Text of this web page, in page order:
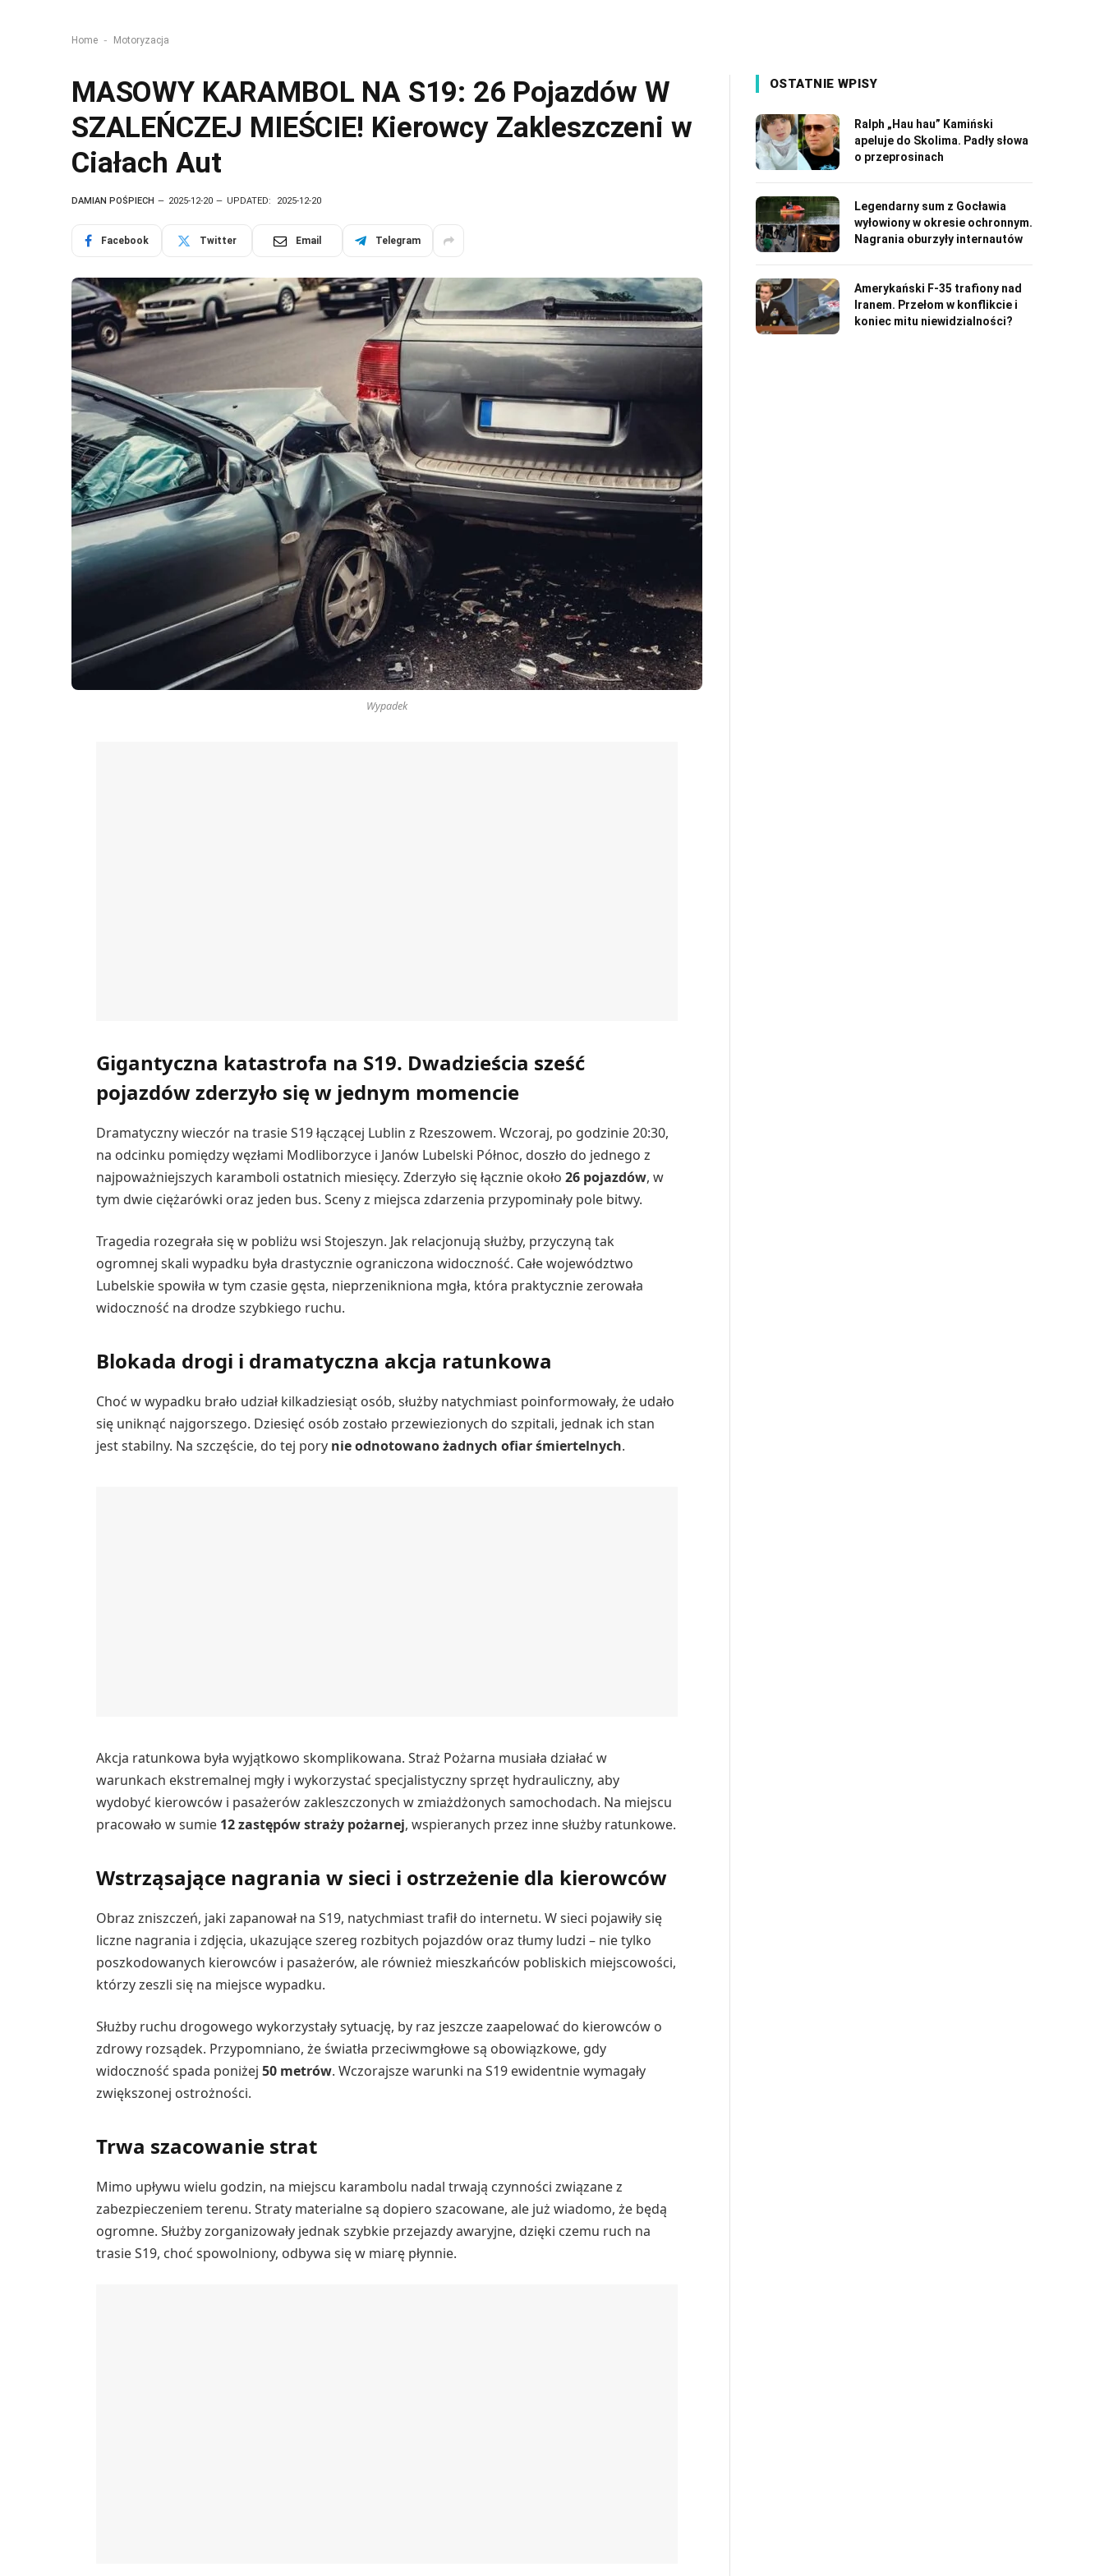
Home - Motoryzacja
MASOWY KARAMBOL NA S19: 26 Pojazdów W
SZALEŃCZEJ MIEŚCIE! Kierowcy Zakleszczeni w
Ciałach Aut
DAMIAN POŚPIECH 2025-12-20 UPDATED: 2025-12-20
Facebook Twitter Email Telegram
Wypadek
Gigantyczna katastrofa na S19. Dwadzieścia sześć
pojazdów zderzyło się w jednym momencie
Dramatyczny wieczór na trasie S19 łączącej Lublin z Rzeszowem. Wczoraj, po godzinie 20:30,
na odcinku pomiędzy węzłami Modliborzyce i Janów Lubelski Północ, doszło do jednego z
najpoważniejszych karamboli ostatnich miesięcy. Zderzyło się łącznie około26 pojazdów, w
tym dwie ciężarówki oraz jeden bus. Sceny z miejsca zdarzenia przypominały pole bitwy.
Tragedia rozegrała się w pobliżu wsi Stojeszyn. Jak relacjonują służby, przyczyną tak
ogromnej skali wypadku była drastycznie ograniczona widoczność. Całe województwo
Lubelskie spowiła w tym czasie gęsta, nieprzenikniona mgła, która praktycznie zerowała
widoczność na drodze szybkiego ruchu.
Blokada drogi i dramatyczna akcja ratunkowa
Choć w wypadku brało udział kilkadziesiąt osób, służby natychmiast poinformowały, że udało
się uniknąć najgorszego. Dziesięć osób zostało przewiezionych do szpitali, jednak ich stan
jest stabilny. Na szczęście, do tej pory nie odnotowano żadnych ofiar śmiertelnych.
Akcja ratunkowa była wyjątkowo skomplikowana. Straż Pożarna musiała działać w
warunkach ekstremalnej mgły i wykorzystać specjalistyczny sprzęt hydrauliczny, aby
wydobyć kierowców i pasażerów zakleszczonych w zmiażdżonych samochodach. Na miejscu
pracowało w sumie 12 zastępów straży pożarnej, wspieranych przez inne służby ratunkowe.
Wstrząsające nagrania w sieci i ostrzeżenie dla kierowców
Obraz zniszczeń, jaki zapanował na S19, natychmiast trafił do internetu. W sieci pojawiły się
liczne nagrania i zdjęcia, ukazujące szereg rozbitych pojazdów oraz tłumy ludzi – nie tylko
poszkodowanych kierowców i pasażerów, ale również mieszkańców pobliskich miejscowości,
którzy zeszli się na miejsce wypadku.
Służby ruchu drogowego wykorzystały sytuację, by raz jeszcze zaapelować do kierowców o
zdrowy rozsądek. Przypomniano, że światła przeciwmgłowe są obowiązkowe, gdy
widoczność spada poniżej50 metrów. Wczorajsze warunki na S19 ewidentnie wymagały
zwiększonej ostrożności.
Trwa szacowanie strat
Mimo upływu wielu godzin, na miejscu karambolu nadal trwają czynności związane z
zabezpieczeniem terenu. Straty materialne są dopiero szacowane, ale już wiadomo, że będą
ogromne. Służby zorganizowały jednak szybkie przejazdy awaryjne, dzięki czemu ruch na
trasie S19, choć spowolniony, odbywa się w miarę płynnie.
OSTATNIE WPISY
Ralph „Hau hau” Kamiński
apeluje do Skolima. Padły słowa
o przeprosinach
Legendarny sum z Gocławia
wyłowiony w okresie ochronnym.
Nagrania oburzyły internautów
Amerykański F-35 trafiony nad
Iranem. Przełom w konflikcie i
koniec mitu niewidzialności?